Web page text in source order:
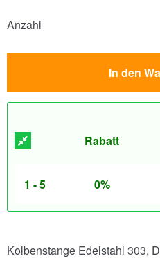
Anzahl
In den
Rabatt
1 - 5 0%
Kolbenstange Edelstahl 303,